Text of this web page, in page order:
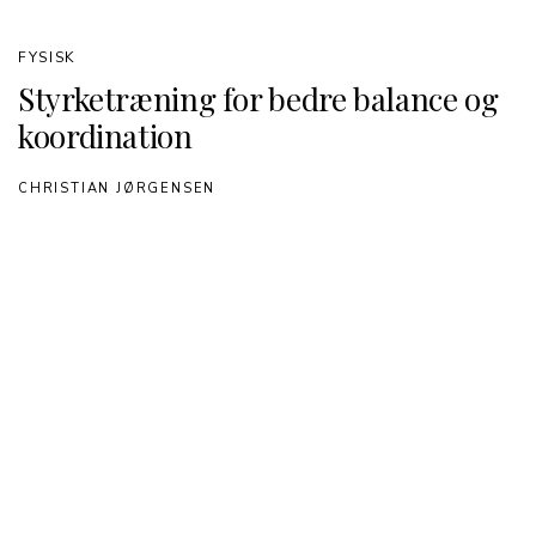
Styrketræning for bedre balance og
koordination
FYSISK
CHRISTIAN JØRGENSEN